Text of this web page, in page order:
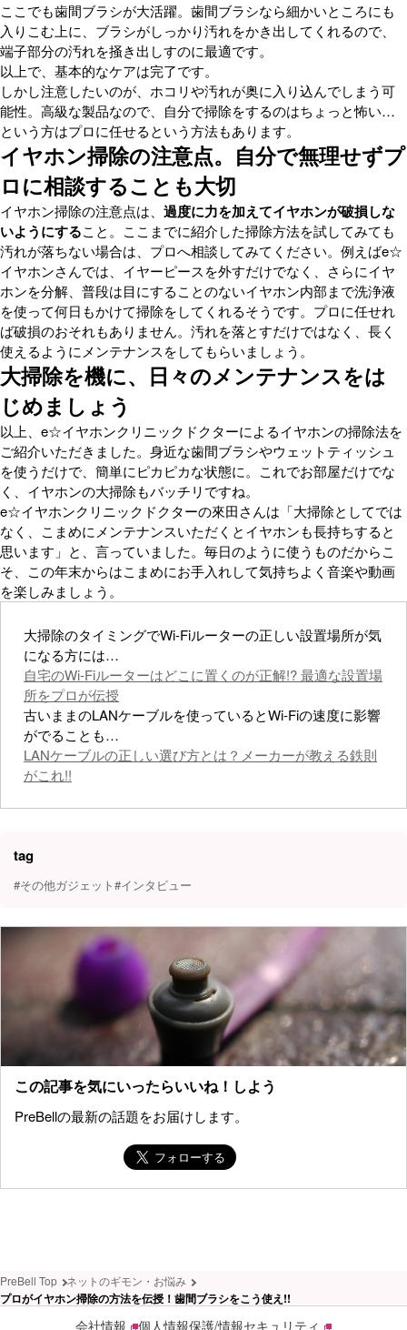
ここでも歯間ブラシが大活躍。歯間ブラシなら細かいところにも
入りこむ上に、ブラシがしっかり汚れをかき出してくれるので、
端子部分の汚れを掻き出しすのに最適です。
以上で、基本的なケアは完了です。
しかし注意したいのが、ホコリや汚れが奥に入り込んでしまう可
能性。高級な製品なので、自分で掃除をするのはちょっと怖い…
という方はプロに任せるという方法もあります。
イヤホン掃除の注意点。自分で無理せずプ
ロに相談することも大切
イヤホン掃除の注意点は、 過度に力を加えてイヤホンが破損しな
いようにすること。ここまでに紹介した掃除方法を試してみても
汚れが落ちない場合は、プロへ相談してみてください。例えばe☆
イヤホンさんでは、イヤーピースを外すだけでなく、さらにイヤ
ホンを分解、普段は目にすることのないイヤホン内部まで洗浄液
を使って何日もかけて掃除をしてくれるそうです。プロに任せれ
ば破損のおそれもありません。汚れを落とすだけではなく、長く
使えるようにメンテナンスをしてもらいましょう。
大掃除を機に、日々のメンテナンスをは
じめましょう
以上、e☆イヤホンクリニックドクターによるイヤホンの掃除法を
ご紹介いただきました。身近な歯間ブラシやウェットティッシュ
を使うだけで、簡単にピカピカな状態に。これでお部屋だけでな
く、イヤホンの大掃除もバッチリですね。
e☆イヤホンクリニックドクターの來田さんは「大掃除としてでは
なく、こまめにメンテナンスいただくとイヤホンも長持ちすると
思います」と、言っていました。毎日のように使うものだからこ
そ、この年末からはこまめにお手入れして気持ちよく音楽や動画
を楽しみましょう。
大掃除のタイミングでWi-Fiルーターの正しい設置場所が気
になる方には…
自宅のWi-Fiルーターはどこに置くのが正解!? 最適な設置場
所をプロが伝授
古いままのLANケーブルを使っているとWi-Fiの速度に影響
がでることも…
LANケーブルの正しい選び方とは？メーカーが教える鉄則
がこれ!!
tag
#その他ガジェット#インタビュー
この記事を気にいったらいいね！しよう
PreBellの最新の話題をお届けします。
PreBell Top ネットのギモン・お悩み
プロがイヤホン掃除の方法を伝授！歯間ブラシをこう使え!!
会社情報 個人情報保護/情報セキュリティ